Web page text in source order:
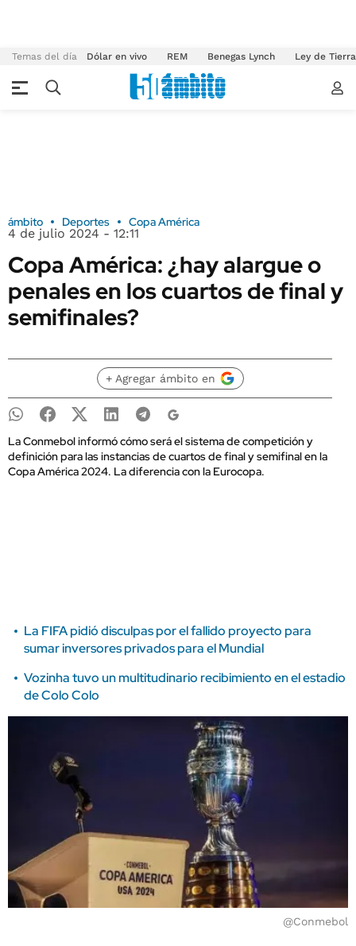
Temas del día Dólar en vivo REM Benegas Lynch Ley de
ámbito Deportes Copa América
4 de julio 2024 - 12:11
Copa América: ¿hay alargue o
penales en los cuartos de final y
semifinales?
+ Agregar ámbito en
La Conmebol informó cómo será el sistema de competición y
definición para las instancias de cuartos de final y semifinal en la
Copa América 2024. La diferencia con la Eurocopa.
La FIFA pidió disculpas por el fallido proyecto para
sumar inversores privados para el Mundial
Vozinha tuvo un multitudinario recibimiento en el estadio
de Colo Colo
@Conmebol